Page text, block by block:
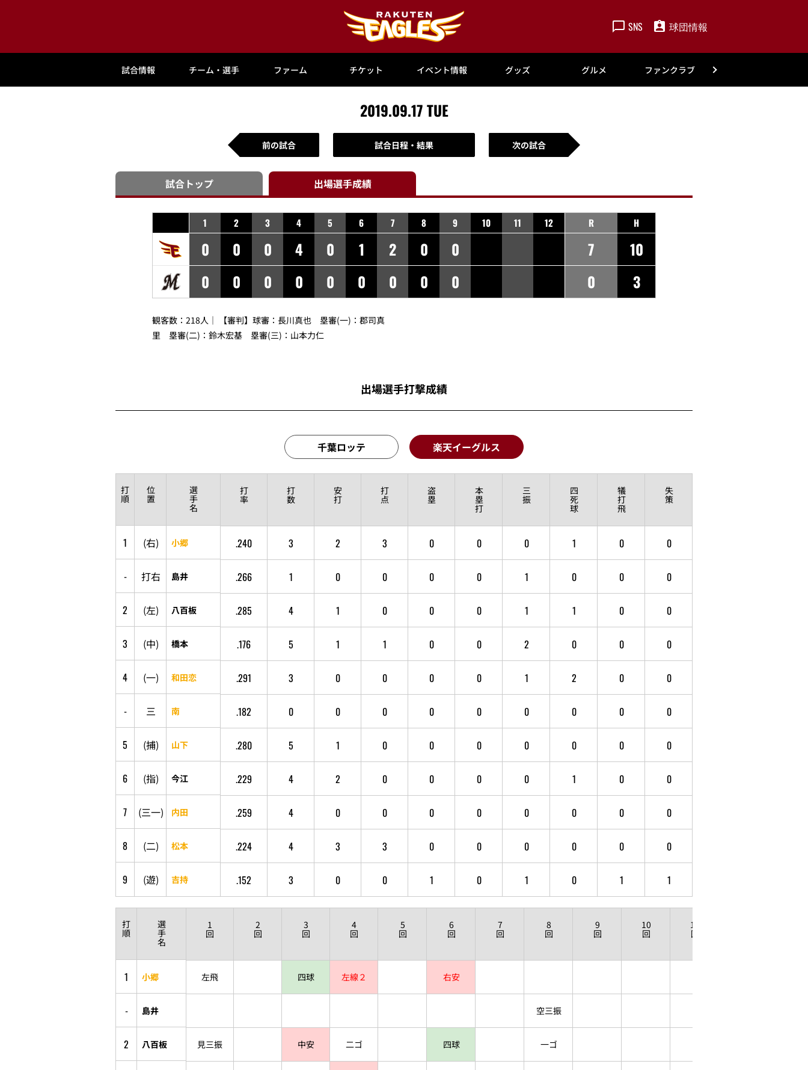
SNS 球団情報
試合情報 チーム・選手 ファーム チケット イベント情報 グッズ グルメ ファンクラブ
2019.09.17 TUE
前の試合 試合日程・結果 次の試合
試合トップ 出場選手成績
1 2 3 4 5 6 7 8 9 10 11 12
0 0 0 4 0 1 2 0
0
0
0 0 0 0 0 0 0 0
R H
7
10
0
3
観客数：218人｜ 【審判】球審： 長川真也 塁審(一)： 郡司真
里 塁審(二)： 鈴木宏基 塁審(三)： 山本力仁
出場選手打撃成績
千葉ロッテ 楽天イーグルス
打
順
位
置
選
手
名
打
率
打
数
安
打
打
点
盗
塁
本
塁
打
三
振
四
死
球
犠
打
飛
失
策
1 (右) 小郷 .240 3 2 3 0 0 0 1 0 0
- 打右 島井 .266 1 0 0 0 0 1 0 0 0
2 (左) 八百板 .285 4 1 0 0 0 1 1 0 0
3 (中) 橋本 .176 5 1 1 0 0 2 0 0 0
4 (一) 和田恋 .291 3 0 0 0 0 1 2 0 0
- 三 南 .182 0 0 0 0 0 0 0 0 0
5 (捕) 山下 .280 5 1 0 0 0 0 0 0 0
6 (指) 今江 .229 4 2 0 0 0 0 1 0 0
7 (三一) 内田 .259 4 0 0 0 0 0 0 0 0
8 (二) 松本 .224 4 3 3 0 0 0 0 0 0
9 (遊) 吉持 .152 3 0 0 1 0 1 0 1 1
打
順
選
手
名
1
回
2
回
3
回
4
回
5
回
6
回
7
回
8
回
9
回
10
回
11
回
1 小郷 左飛 四球 左線２ 右安
- 島井 空三振
2 八百板 見三振 中安 二ゴ 四球 一ゴ